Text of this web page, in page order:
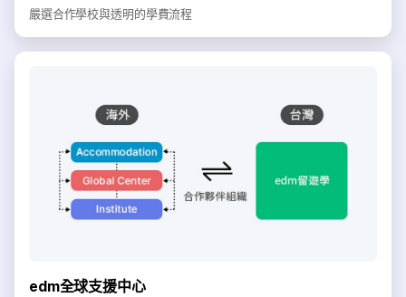
嚴選合作學校與透明的學費流程
edm全球支援中心